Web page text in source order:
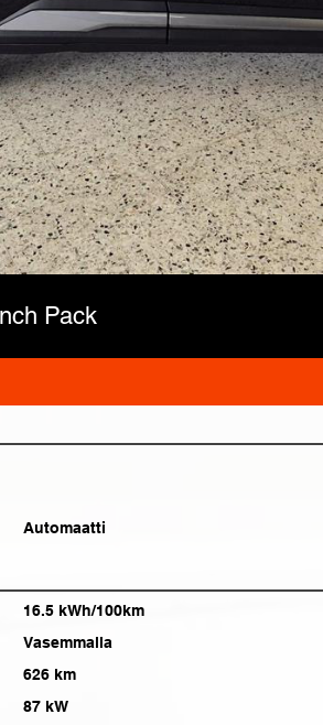
Pack
Automaatti
16.5 kWh/100km
Vasemmalla
626 km
87 kW